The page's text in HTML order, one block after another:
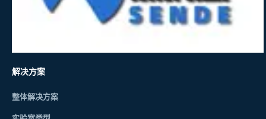
解决方案
整体解决方案